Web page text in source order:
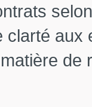
clarté
de